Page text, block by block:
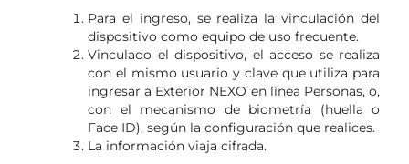
Para el ingreso, se realiza la vinculación del
dispositivo como equipo de uso frecuente.
Vinculado el dispositivo, el acceso se realiza
con el mismo usuario y clave que utiliza para
ingresar a Exterior NEXO en línea Personas, o,
con el mecanismo de biometría (huella o
Face ID), según la configuración que realices.
La información viaja cifrada.